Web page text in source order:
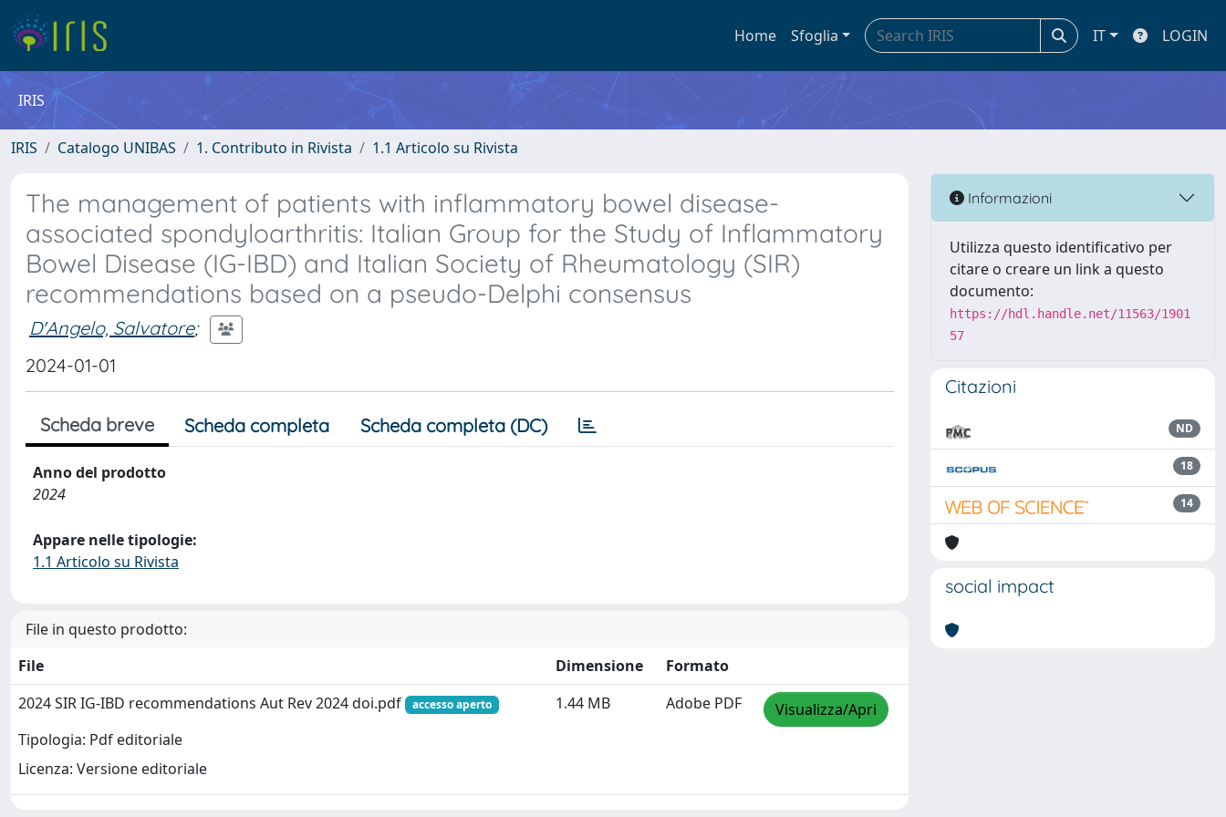
Home Sfoglia IT LOGIN
IRIS
IRIS Catalogo UNIBAS 1. Contributo in Rivista 1.1 Articolo su Rivista
The management of patients with inflammatory bowel disease-
associated spondyloarthritis: Italian Group for the Study of Inflammatory
Bowel Disease (IG-IBD) and Italian Society of Rheumatology (SIR)
recommendations based on a pseudo-Delphi consensus
D'Angelo, Salvatore;
2024-01-01
Scheda breve Scheda completa Scheda completa (DC)
Anno del prodotto
2024
Appare nelle tipologie:
1.1 Articolo su Rivista
File in questo prodotto:
File
Dimensione
Formato
2024 SIR IG-IBD recommendations Aut Rev 2024 doi.pdf
accesso aperto
Tipologia: Pdf editoriale
Licenza: Versione editoriale
1.44 MB Adobe PDF Visualizza/Apri
Informazioni
Utilizza questo identificativo per
citare o creare un link a questo
documento:
https://hdl.handle.net/11563/1901
57
Citazioni
ND
18
14
social impact